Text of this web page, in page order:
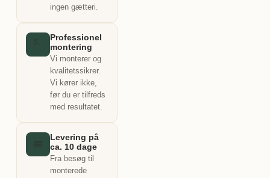
ingen gætteri.
Professionel
montering
Vi monterer og
kvalitetssikrer.
Vi kører ikke,
før du er tilfreds
med resultatet.
📅
Levering på
ca. 10 dage
Fra besøg til
monterede